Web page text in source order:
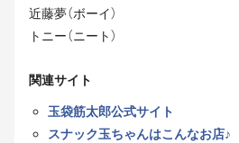
近藤夢（ボーイ）
トニー（ニート）
関連サイト
玉袋筋太郎公式サイト
スナック玉ちゃんはこんなお店♪